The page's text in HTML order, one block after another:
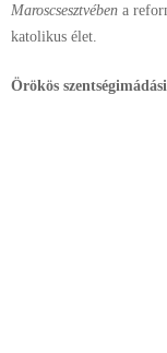
Maroscsesztvében a
katolikus élet.
Örökös